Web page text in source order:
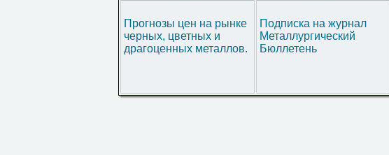
Прогнозы цен на рынке
черных, цветных и
драгоценных металлов.
Подписка на журнал
Металлургический
Бюллетень